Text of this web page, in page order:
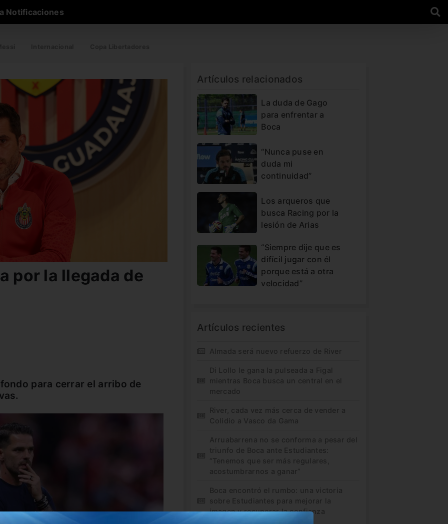
Notificaciones
por la llegada de
para cerrar el arribo de
Artículos relacionados
La duda de Gago
para enfrentar a
Boca
“Nunca puse en
duda mi
continuidad”
Los arqueros que
busca Racing por la
lesión de Arias
“Siempre dije que es
difícil jugar con él
porque está a otra
velocidad”
Artículos recientes
Almada será nuevo refuerzo de River
Di Lollo le gana la pulseada a Figal
mientras Boca busca un central en el
mercado
River, cada vez más cerca de vender a
Colidio a Vasco da Gama
Arruabarrena no se conforma a pesar del
triunfo de Boca ante Estudiantes:
“Tenemos que ser más regulares,
acostumbrarnos a ganar”
Boca encontró el rumbo: una victoria
sobre Estudiantes para mejorar la
imagen y recuperar la confianza